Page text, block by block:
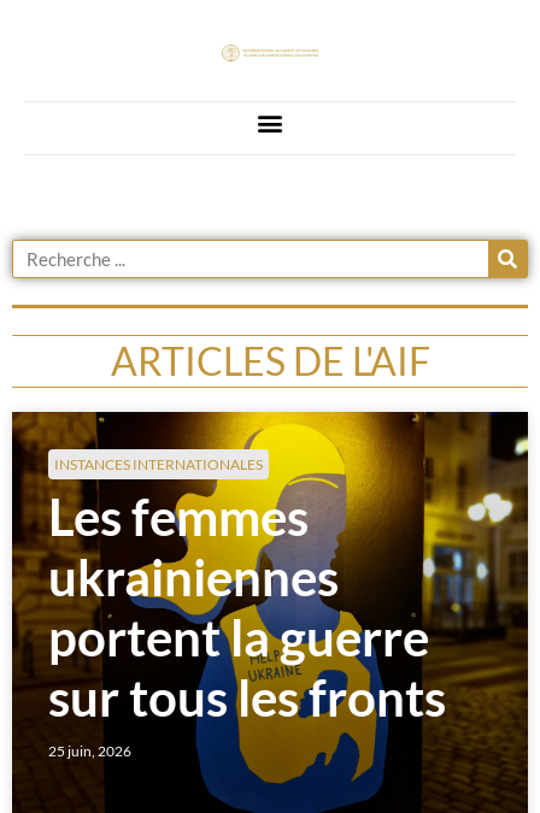
ARTICLES DE L'AIF
INSTANCES INTERNATIONALES
Les femmes
ukrainiennes
portent la guerre
sur tous les fronts
25 juin, 2026